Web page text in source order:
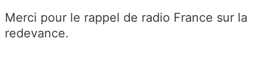
Merci pour le rappel de radio France sur la
redevance.